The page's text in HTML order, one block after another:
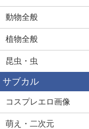
動物全般
植物全般
昆虫・虫
サブカル
コスプレエロ画像
萌え・二次元